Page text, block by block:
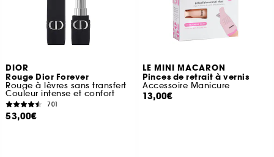
DIOR
Rouge Dior Forever
Rouge à lèvres sans transfert
Couleur intense et confort
701
53,00€
LE MINI MACARON
Pinces de retrait à vernis
Accessoire Manicure
13,00€